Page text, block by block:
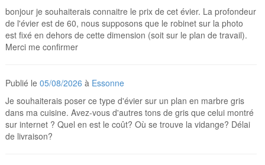
bonjour je souhaiterais connaitre le prix de cet évier. La profondeur
de l'évier est de 60, nous supposons que le robinet sur la photo
est fixé en dehors de cette dimension (soit sur le plan de travail).
Merci me confirmer
Publié le05/08/2026 à Essonne
Je souhaiterais poser ce type d'évier sur un plan en marbre gris
dans ma cuisine. Avez-vous d'autres tons de gris que celui montré
sur internet ? Quel en est le coût? Où se trouve la vidange? Délai
de livraison?